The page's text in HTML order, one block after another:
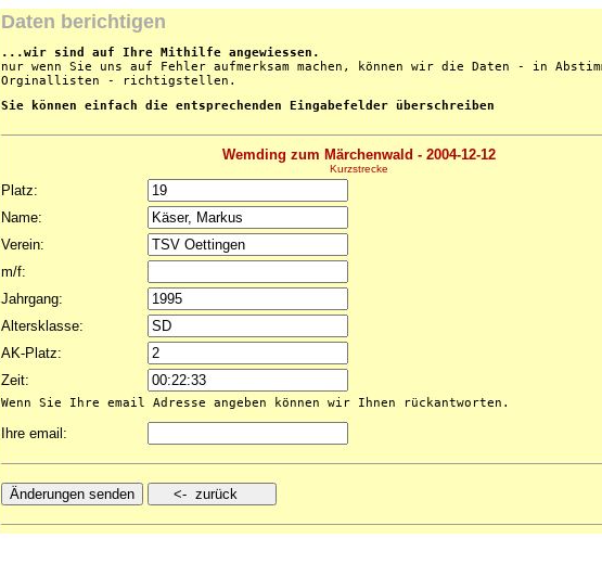
Daten berichtigen
...wir sind auf Ihre Mithilfe angewiessen.
nur wenn Sie uns auf Fehler aufmerksam machen, können wir die Daten - in
Orginallisten - richtigstellen.
Sie können einfach die entsprechenden Eingabefelder überschreiben
Wemding zum Märchenwald - 2004-12-12
Kurzstrecke
Platz:
Name:
Verein:
m/f:
Jahrgang:
Altersklasse:
AK-Platz:
Zeit:
Wenn Sie Ihre email Adresse angeben können wir Ihnen rückantworten.
Ihre email: